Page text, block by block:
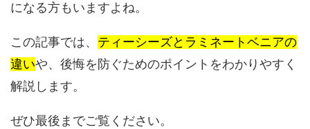
になる方もいますよね。
この記事では、 ティーシーズとラミネートベニアの
違いや、後悔を防ぐためのポイントをわかりやすく
解説します。
ぜひ最後までご覧ください。